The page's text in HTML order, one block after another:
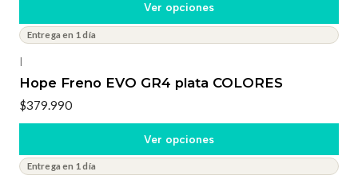
Ver opciones
Entrega en 1 día
|
Hope Freno EVO GR4 plata COLORES
$379.990
Ver opciones
Entrega en 1 día